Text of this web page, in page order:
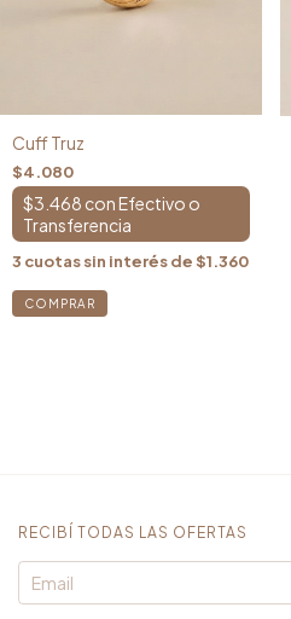
Cuff Truz
$4.080
$3.468 con
3 cuotas sin interés de$1.360
RECIBÍ TODAS LAS OFERTAS